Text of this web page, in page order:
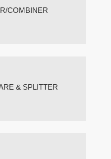
COMBINER
& SPLITTER